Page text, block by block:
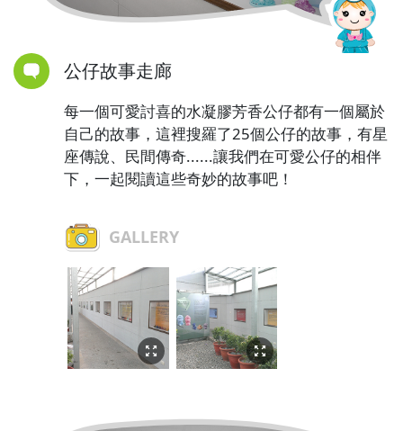
公仔故事走廊
每一個可愛討喜的水凝膠芳香公仔都有一個屬於
自己的故事，這裡搜羅了25個公仔的故事，有星
座傳說、民間傳奇......讓我們在可愛公仔的相伴
下，一起閱讀這些奇妙的故事吧！